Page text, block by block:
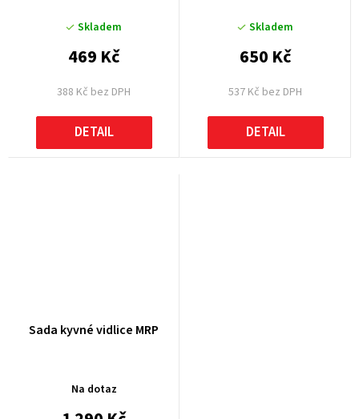
Skladem
388 Kč bez DPH
469 Kč
DETAIL
Skladem
537 Kč bez DPH
650 Kč
DETAIL
Sada kyvné vidlice MRP
Na dotaz